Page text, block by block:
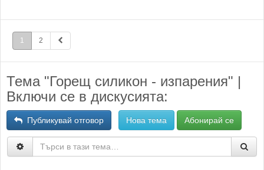
1 2
Тема "Горещ силикон - изпарения" |
Включи се в дискусията:
Публикувай отговор Нова тема Абонирай се